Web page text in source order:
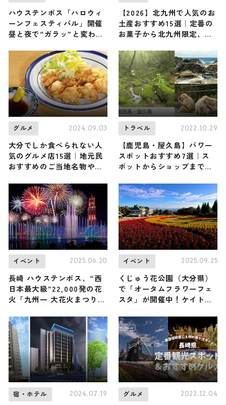
ハウステンボス「ハロウィ
ーンフェスティバル」開催
昼と夜で“ガラッ”と変わる
【2026】北九州で人気のお
土産おすすめ15選｜定番の
お菓子から北九州限定、ば
く紹介
グルメ 2024.09.03
大分でしか食べられない人
気のグルメ店15選｜地元民
おすすめのご当地名物や知
トラベル 2022.10.29
【鹿児島・屋久島】パワー
スポットおすすめ7選｜ス
ポットからショップまでご
イベント 2025.06.20
長崎 ハウステンボス、“西
日本最大級”22,000発の花
火「九州一 大花火まつり」
定！
イベント 2025.09.25
くじゅう花公園（大分県）
で「オータムフラワーフェ
スタ」が開催中！ケイト
の花々が園内を埋め尽くす
宿・ホテル 2024.07.19 グルメ 2022.12.04